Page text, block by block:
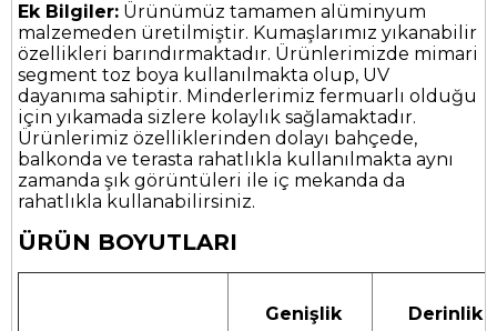
Ek Bilgiler: Ürünümüz tamamen alüminyum
malzemeden üretilmiştir. Kumaşlarımız yıkanabilir
özellikleri barındırmaktadır. Ürünlerimizde mimari
segment toz boya kullanılmakta olup, UV
dayanıma sahiptir. Minderlerimiz fermuarlı olduğu
için yıkamada sizlere kolaylık sağlamaktadır.
Ürünlerimiz özelliklerinden dolayı bahçede,
balkonda ve terasta rahatlıkla kullanılmakta aynı
zamanda şık görüntüleri ile iç mekanda da
rahatlıkla kullanabilirsiniz.
ÜRÜN BOYUTLARI
Genişlik Derinlik